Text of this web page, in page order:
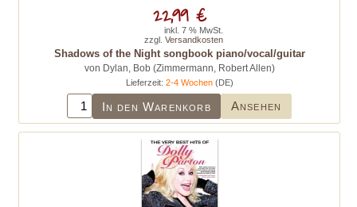
Shadows of the Night songbook piano/vocal/guitar
von Dylan, Bob (Zimmermann, Robert Allen)
Lieferzeit: 2-4 Wochen(DE)
In den Warenkorb Ansehen
22,99 €
inkl. 7 % MwSt.
zzgl. Versandkosten